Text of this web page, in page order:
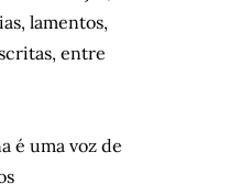
lamentos,
entre
é uma voz de